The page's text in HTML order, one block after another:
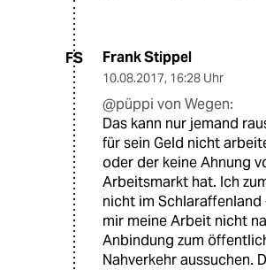
FS Frank Stippel
10.08.2017, 16:28 Uhr
@püppi von Wegen:
Das kann nur jemand
für sein Geld nicht
oder der keine Ahnung
Arbeitsmarkt hat. Ich
nicht im Schlaraffenland
mir meine Arbeit nicht
Anbindung zum
Nahverkehr aussuchen.